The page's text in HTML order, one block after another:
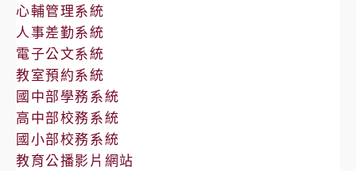
心輔管理系統
人事差勤系統
電子公文系統
教室預約系統
國中部學務系統
高中部校務系統
國小部校務系統
教育公播影片網站